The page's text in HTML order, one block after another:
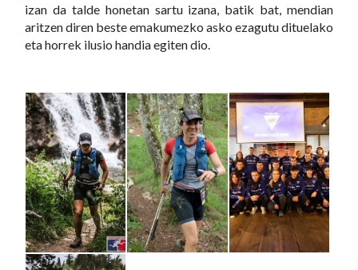
izan da talde honetan sartu izana, batik bat, mendian
aritzen diren beste emakumezko asko ezagutu dituelako
eta horrek ilusio handia egiten dio.